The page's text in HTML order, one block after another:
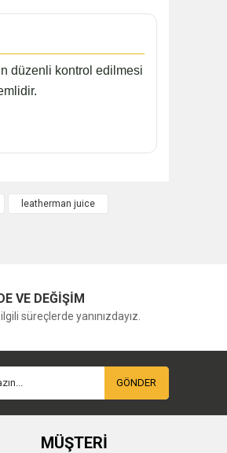
düzenli kontrol edilmesi
leatherman juice
VE DEĞİŞİM
süreçlerde yanınızdayız.
GÖNDER
MÜŞTERİ